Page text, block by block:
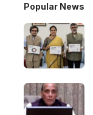
Popular News